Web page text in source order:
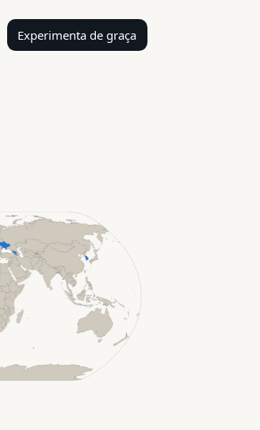
Experimenta de graça